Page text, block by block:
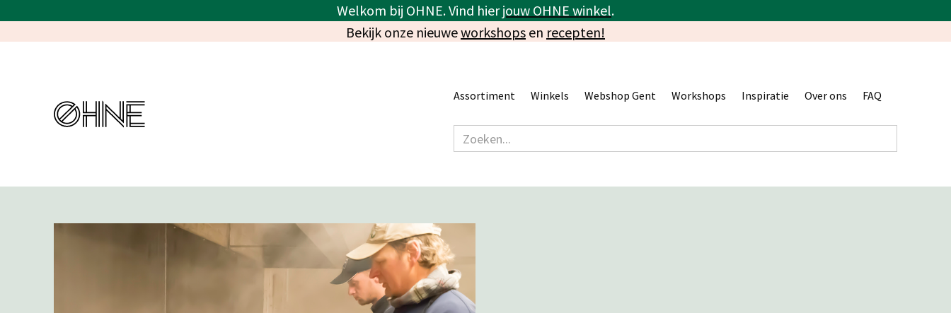
Welkom bij OHNE. Vind hierjouw OHNE winkel.
Bekijk onze nieuweworkshops en recepten!
Assortiment Winkels Webshop Gent Workshops Inspiratie Over ons FAQ